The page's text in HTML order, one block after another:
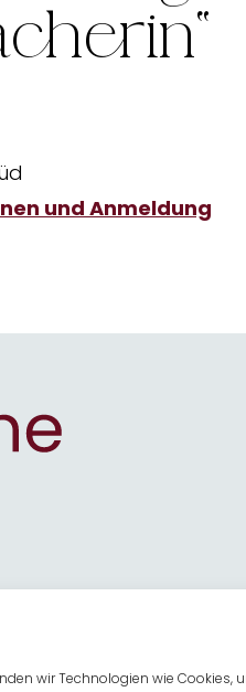
wir Technologien wie
und Anmeldung